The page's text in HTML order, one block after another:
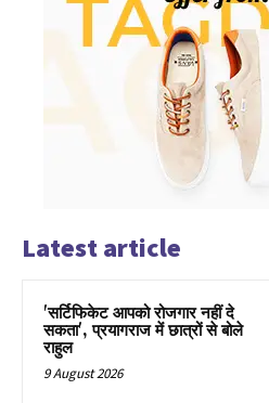
Latest article
'सर्टिफिकेट आपको रोजगार नहीं दे
सकता', प्रयागराज में छात्रों से बोले
राहुल
9 August 2026